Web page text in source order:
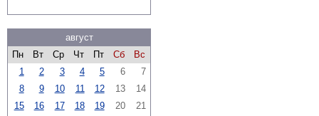
август
Пн
Вт Ср Чт Пт Сб
Вс
1
2 3 4 5 6
7
8
9 10 11 12 13
14
15
16 17 18 19 20
21